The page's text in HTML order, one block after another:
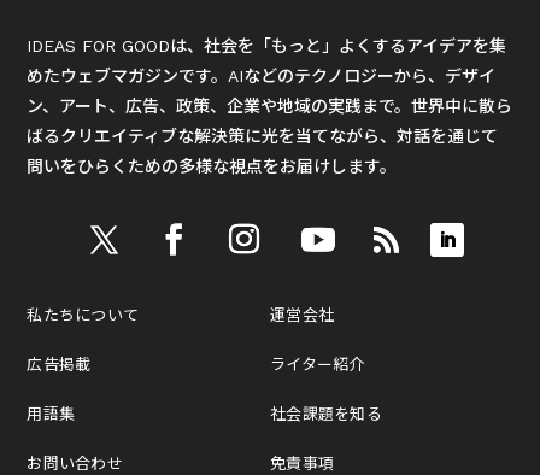
IDEAS FOR GOODは、社会を「もっと」よくするアイデアを集
めたウェブマガジンです。AIなどのテクノロジーから、デザイ
ン、アート、広告、政策、企業や地域の実践まで。世界中に散ら
ばるクリエイティブな解決策に光を当てながら、対話を通じて
問いをひらくための多様な視点をお届けします。
私たちについて
広告掲載
用語集
お問い合わせ
運営会社
ライター紹介
社会課題を知る
免責事項